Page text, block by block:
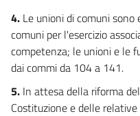
4. Le unioni di comuni
comuni per l'esercizio
competenza; le unioni e le
dai commi da 104 a 141.
5. In attesa della riforma
Costituzione e delle